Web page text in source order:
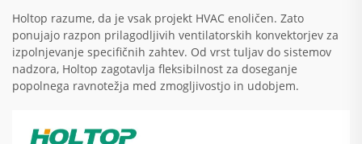
Holtop razume, da je vsak projekt HVAC enoličen. Zato
ponujajo razpon prilagodljivih ventilatorskih konvektorjev za
izpolnjevanje specifičnih zahtev. Od vrst tuljav do sistemov
nadzora, Holtop zagotavlja fleksibilnost za doseganje
popolnega ravnotežja med zmogljivostjo in udobjem.